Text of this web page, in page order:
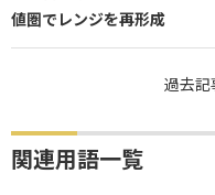
値圏でレンジを再形成
過去記
関連用語一覧